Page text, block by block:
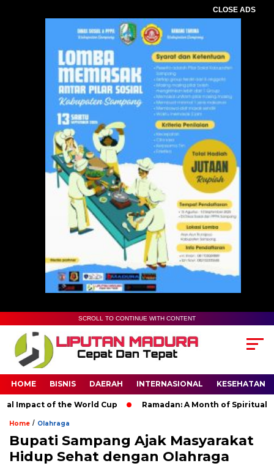
CLOSE ADS
SCROLL TO CONTINUE WITH CONTENT
HOME BISNIS DAERAH INTERNASIONAL KESEHATAN
of the World Cup Ramadan: A Month of Spiritual
Home / Olahraga
Bupati Sampang Ajak Masyarakat
Hidup Sehat dengan Olahraga